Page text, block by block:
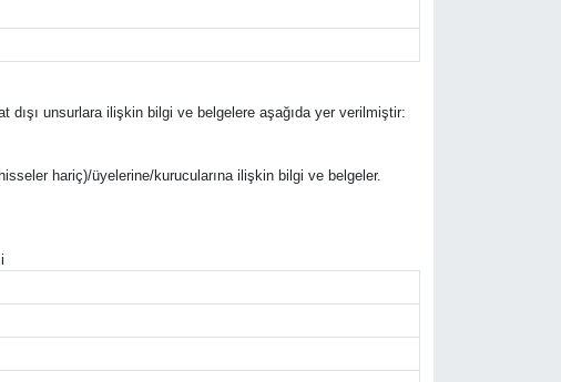
unsurlara ilişkin bilgi ve belgelere aşağıda yer verilmiştir:
hariç)/üyelerine/kurucularına ilişkin bilgi ve belgeler.